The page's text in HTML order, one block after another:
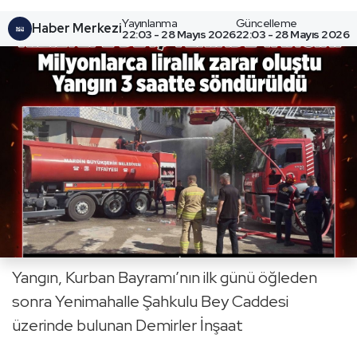
Haber MerkeziYayınlanma
22:03 - 28 Mayıs 2026
Güncelleme
22:03 - 28 Mayıs 2026
Yangın, Kurban Bayramı’nın ilk günü öğleden
sonra Yenimahalle Şahkulu Bey Caddesi
üzerinde bulunan Demirler İnşaat